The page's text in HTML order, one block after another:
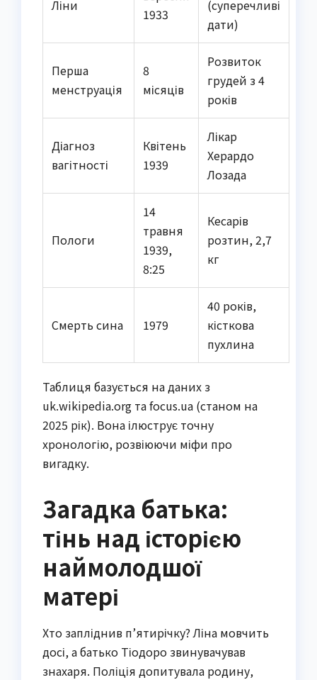
Ліни
1933
(суперечливі
дати)
Перша
менструація
8
місяців
Розвиток
грудей з 4
років
Діагноз
вагітності
Квітень
1939
Лікар
Херардо
Лозада
Пологи
14
травня
1939,
8:25
Кесарів
розтин, 2,7
кг
Смерть сина 1979
40 років,
кісткова
пухлина
Таблиця базується на даних з
uk.wikipedia.org та focus.ua (станом на
2025 рік). Вона ілюструє точну
хронологію, розвіюючи міфи про
вигадку.
Загадка батька:
тінь над історією
наймолодшої
матері
Хто запліднив п’ятирічку? Ліна мовчить
досі, а батько Тіодоро звинувачував
знахаря. Поліція допитувала родину,